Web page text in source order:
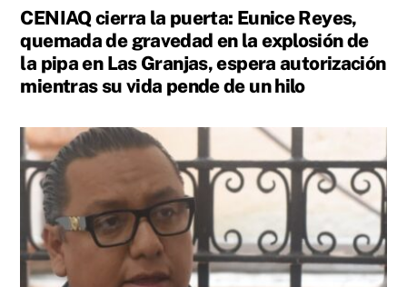
CENIAQ cierra la puerta: Eunice Reyes,
quemada de gravedad en la explosión de
la pipa en Las Granjas, espera autorización
mientras su vida pende de un hilo